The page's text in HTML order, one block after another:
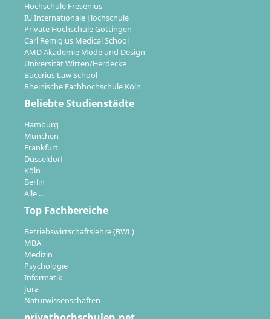
Hochschule Fresenius
IU Internationale Hochschule
Private Hochschule Göttingen
Carl Remigius Medical School
AMD Akademie Mode und Design
Universität Witten/Herdecke
Bucerius Law School
Rheinische Fachhochschule Köln
Beliebte Studienstädte
Hamburg
München
Frankfurt
Düsseldorf
Köln
Berlin
Alle …
Top Fachbereiche
Betriebswirtschaftslehre (BWL)
MBA
Medizin
Psychologie
Informatik
Jura
Naturwissenschaften